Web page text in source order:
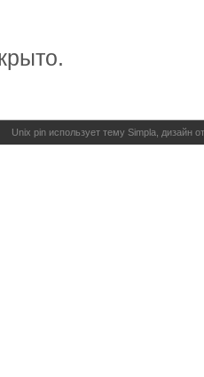
Unix pin использует тему Simpla, дизайн